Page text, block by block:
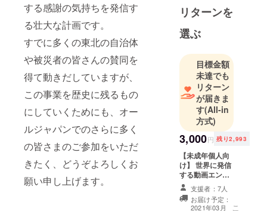
する感謝の気持ちを発信す
る壮大な計画です。
すでに多くの東北の自治体
や被災者の皆さんの賛同を
得て動きだしていますが、
この事業を歴史に残るもの
にしていくためにも、オー
ルジャパンでのさらに多く
の皆さまのご参加をいただ
きたく、どうぞよろしくお
願い申し上げます。
南高校卒
1986年 東
京大学農学
部水産学科
1986年〜
1990年 持
田製薬富士
中央研究所
で主に動物
実験を行
い、糖尿病
治療薬の研
究
1991年〜
リターンを
選ぶ
目標金額
未達でも
リターン
が届きま
す(All-in
方式)
3,000円 残り2,993
【未成年個人向
け】 世界に発信
する動画エンド
ロールへのお名
前（1名）掲載
・支援時、必ず
支援者：7人
お届け予定：
2021年03月
こ